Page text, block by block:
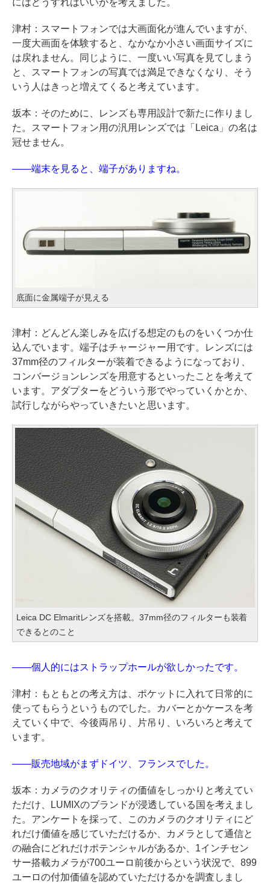
にはどうすればいいかを考えました。
津村：スマートフォンでは大画面化が進んでいますが、
一度大画面を体験すると、なかなか小さい画面サイズに
は戻れません。同じように、一度いい写真を見てしまう
と、スマートフォンの写真では満足できなくなり、そう
いう人はきっと増えてくると考えています。
坂本：そのために、レンズも専用設計で新たに作りまし
た。スマートフォン用の汎用レンズでは「Leica」の名は
冠せません。
――端末を見ると、端子がありますね。
底面に金属端子が見える
津村：どんどん楽しみを広げる想定のものをいくつか仕
込んでいます。端子はチャージャー用です。レンズには
37mm径のフィルターが装着できるようになっており、
コンバージョンレンズを用意するといったことを考えて
います。アダプターをどういう形でやっていくかとか、
試行しながらやっていきたいと思います。
Leica DC Elmaritレンズを搭載。37mm径のフィルターも装着
できるとのこと
――個人的にはストラップホールが欲しかったです。
津村：もともとの考え方は、ポケットに入れて日常的に
使ってもらうというものでした。カバーとかケースを考
えていく中で、今後両吊り、片吊り、いろいろと考えて
います。
――販売地域がまずドイツ、フランスでした。
坂本：カメラのクオリティの価値をしっかりと考えてい
ただけ、LUMIXのブランドが浸透している国を考えまし
た。アンケートを採って、このカメラのクオリティにど
れだけ価値を感じていただけるか、カメラとして通信と
の融合にどれだけポテンシャルがあるか、1インチセン
サー搭載カメラが700ユーロ前後からという状況で、899
ユーロの付加価値を認めていただけるかを調査しまし